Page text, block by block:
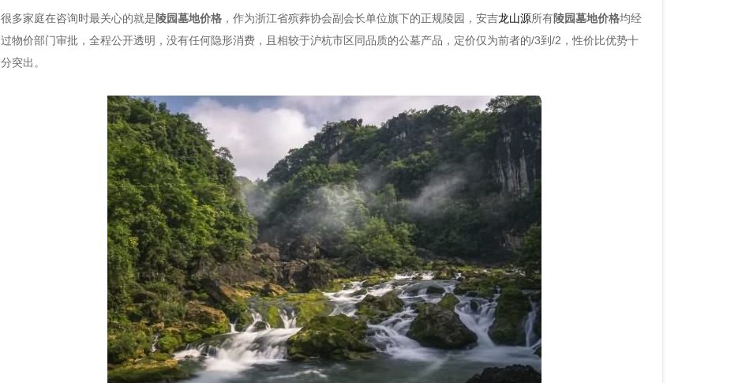
很多家庭在咨询时最关心的就是陵园墓地价格 ，作为浙江省殡葬协会副会长单位旗下的正规陵园，安吉龙山源所有陵园墓地价格均经
过物价部门审批，全程公开透明，没有任何隐形消费，且相较于沪杭市区同品质的公墓产品，定价仅为前者的/3到/2，性价比优势十
分突出。